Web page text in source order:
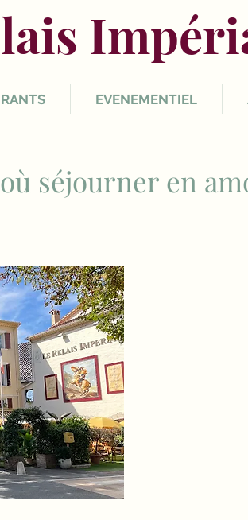
EVENEMENTIEL
séjourner en